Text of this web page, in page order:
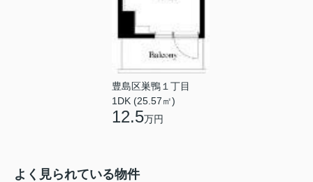
豊島区巣鴨１丁目
1DK (25.57㎡)
12.5万円
よく見られている物件